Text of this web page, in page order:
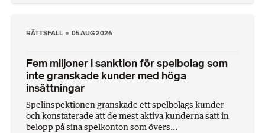
RÄTTSFALL 05 AUG 2026
Fem miljoner i sanktion för spelbolag som
inte granskade kunder med höga
insättningar
Spelinspektionen granskade ett spelbolags kunder
och konstaterade att de mest aktiva kunderna satt in
belopp på sina spelkonton som övers...